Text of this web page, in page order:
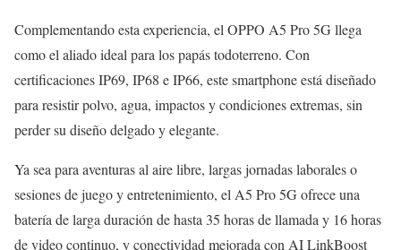
Complementando esta experiencia, el OPPO A5 Pro 5G llega
como el aliado ideal para los papás todoterreno. Con
certificaciones IP69, IP68 e IP66, este smartphone está diseñado
para resistir polvo, agua, impactos y condiciones extremas, sin
perder su diseño delgado y elegante.
Ya sea para aventuras al aire libre, largas jornadas laborales o
sesiones de juego y entretenimiento, el A5 Pro 5G ofrece una
batería de larga duración de hasta 35 horas de llamada y 16 horas
de video continuo, y conectividad mejorada con AI LinkBoost